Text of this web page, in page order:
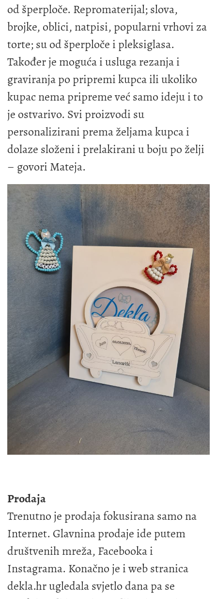
od šperploče. Repromaterijal; slova,
brojke, oblici, natpisi, popularni vrhovi za
torte; su od šperploče i pleksiglasa.
Također je moguća i usluga rezanja i
graviranja po pripremi kupca ili ukoliko
kupac nema pripreme već samo ideju i to
je ostvarivo. Svi proizvodi su
personalizirani prema željama kupca i
dolaze složeni i prelakirani u boju po želji
– govori Mateja.
Prodaja
Trenutno je prodaja fokusirana samo na
Internet. Glavnina prodaje ide putem
društvenih mreža, Facebooka i
Instagrama. Konačno je i web stranica
dekla.hr ugledala svjetlo dana pa se